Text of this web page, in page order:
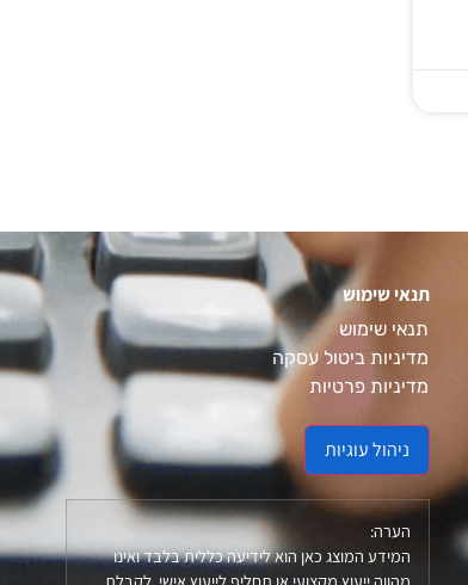
תנאי שימוש
תנאי שימוש
מדיניות ביטול עסקה
מדיניות פרטיות
ניהול עוגיות
הערה:
המידע המוצג כאן הוא לידיעה כללית בלבד ואינו
מהווה ייעוץ מקצועי או תחליף לייעוץ אישי. לקבלת